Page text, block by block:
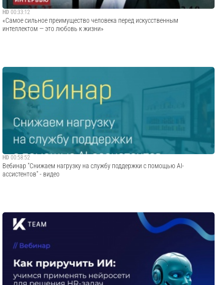
HD 00:33:12
«Самое сильное преимущество человека перед искусственным
интеллектом — это любовь к жизни»
HD 00:58:52
Вебинар "Снижаем нагрузку на службу поддержки с помощью AI-
ассистентов" - видео